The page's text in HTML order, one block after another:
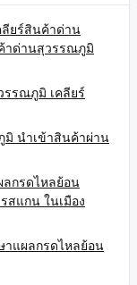
ยร์สินค้าด่าน
าด่านสุวรรณภูมิ
รณภูมิ เคลียร์
มิ นำเข้าสินค้าผ่าน
ลกรดไหลย้อน
สแกน ในเมือง
แผลกรดไหลย้อน